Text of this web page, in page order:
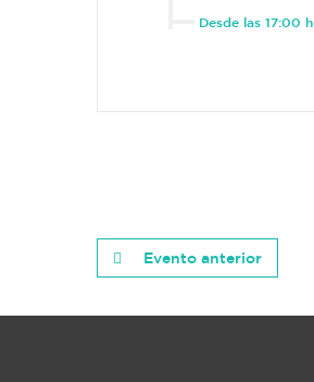
Desde las 17:00 h
Evento anterior